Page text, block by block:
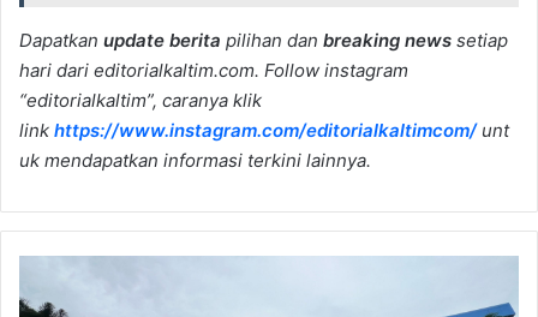
Dapatkan update berita pilihan dan breaking news setiap
hari dari editorialkaltim.com. Follow instagram
“editorialkaltim”, caranya klik
link https://www.instagram.com/editorialkaltimcom/unt
uk mendapatkan informasi terkini lainnya.
BUMD